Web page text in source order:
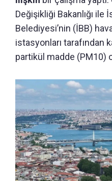
Değişikliği Bakanlığı ile
Belediyesi’nin (İBB)
istasyonları tarafından
partikül madde (PM10)